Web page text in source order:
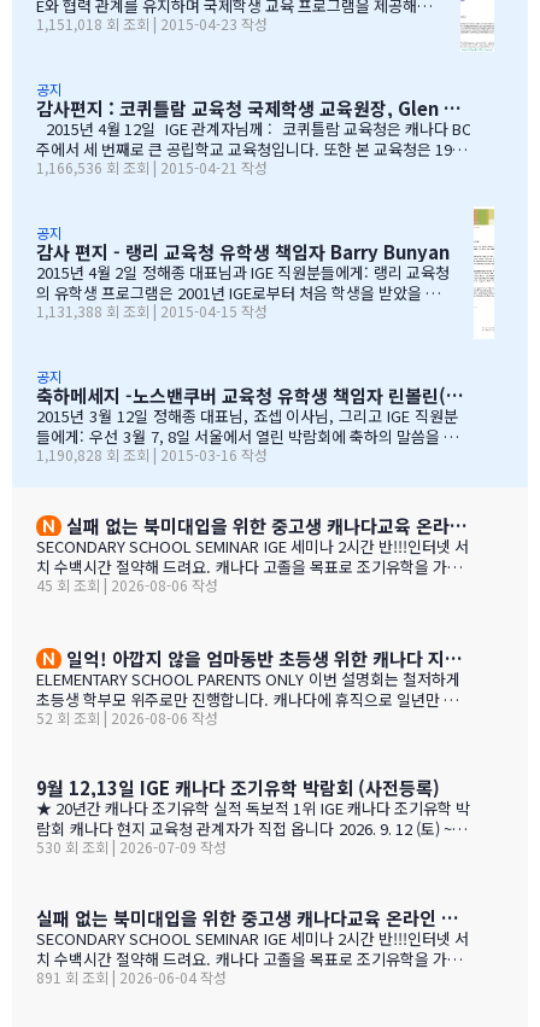
늘 졸업식이 아이들만의 졸업식이 아닌몇년동안 저희 부모
를 대신해 앞장 서 이끌어 주신선생님들의 졸업식이라 해도
나조카처럼 야단도치시고 때로는 버릇없이 한 행동들에도너
그러이 이해해주신 조셉이사님,아이들의 구멍난 빈 자리를
말없이…
E와 협력 관계를 유지하며 국제학생 교육 프로그램을 제공해올
수 있음에 만족하고 있습니다. I.G.E는 지난 10년간 써리 교육
수 있도록 많은 도움을 주었습니다. 특별히 정해종 대표님을 비
롯한 많은 I.G.E의 직원 여러분께서 종합적인 오리엔테이션과
정착서비스, 방과후 프로그램, 홈스테이 프로그램을 비롯한 다
양한 서비스를 제공해 주시는 등 물심양면의 지원을 해주셨습
니다. 이 같은 집중적 학습관리와 준비 프로그램, 그리고 지속
써리로의 유학을 희망하는 국제학생들을 위해 I.G.E와 협력 관
계를 유지해나갈 수 있…
1,151,018 회 조회 | 2015-04-23 작성
공지
감사편지 : 코퀴틀람 교육청 국제학생 교육원장, Glen Conley
2015년 4월 12일 IGE 관계자님께 : 코퀴틀람 교육청은 캐나다 BC
주에서 세 번째로 큰 공립학교 교육청입니다. 또한 본 교육청은 1999
년부터 ‘국제학생 프로그램’을 제공해왔으며, 현재 캐나다에서 가장
때문에 이루어낼 수 있었던 것이라고 생각합니다. 코퀴틀람 교육청
이 IGE를 통해 국제학생 프로그램을 제공해 온지도 10년이 되어갑니
다. 그리고 이렇게 긴 시간 동안 많은 가족과 학생들이 캐나다에 잘
정착하여 공부할 수 있었던 데에는, 정해종 대표님을 비롯하여 모든 I
GE 직원의 헌신적인 노력이 있었음을 잘 알고 있습니다. 우리는 IGE
1,166,536 회 조회 | 2015-04-21 작성
공지
감사 편지 - 랭리 교육청 유학생 책임자 Barry Bunyan
2015년 4월 2일 정해종 대표님과 IGE 직원분들에게: 랭리 교육청
의 유학생 프로그램은 2001년 IGE로부터 처음 학생을 받았을 때
부터 IGE와 오랜 시간동안 신뢰있는 관계로 좋은 시간을 보내왔습
람회에 참가하길 고대합니다. IGE 직원들은 조직 기술과 정보의
상세함, 그리고 테이블에 앉아 학부모님들과 소통할 때 IGE 통역
사 분들의 친절함과 지지적인 태도는 저에게 지속적으로 깊은 인
상을 줍니다. 랭리는 한국인 가족들이 해외 유학지로 고려할 핵심
유학 지역이 되었습니다. 우리는 서울에 다른 유학원들과도 파트
리의 학교들로 즐겁게 맞이할 수 있었습니다. IGE 직원분들과 함
께 협력하여 일하는 과정을 통해 우리는 한국 사…
1,131,388 회 조회 | 2015-04-15 작성
공지
축하메세지 -노스밴쿠버 교육청 유학생 책임자 린볼린(Lynne Bolen) 편지
2015년 3월 12일 정해종 대표님, 죠셉 이사님, 그리고 IGE 직원분
들에게: 우선 3월 7, 8일 서울에서 열린 박람회에 축하의 말씀을 전
합니다. 이 틀간의 박람회를 개최하는 동안 많은 관심을 보여준 한국
박람회에 참가한 모든 교육청들에게도 이와 같은 좋은 일이 있기를
바랍니다. 과거에 박람회 때마다 통역관을 배치해 주신 것에 대해 감
사 드립니다. 특히 이번 주말 동안 세 명의 훌륭한 통역관과 일할 수
있게 기회를 주셔서 고맙습니다. 세 분 모두 노스밴쿠버에 대해 자세
히 알고 있었으며, 미국이나 캐나다에서 직접 겪은 해외경험들을 나
1,190,828 회 조회 | 2015-03-16 작성
실패 없는 북미대입을 위한 중고생 캐나다교육 온라인 ZOOM 설명회 8월 27일(목)
SECONDARY SCHOOL SEMINAR IGE 세미나 2시간 반!!!인터넷 서
치 수백시간 절약해 드려요. 캐나다 고졸을 목표로 조기유학을 가지
는 않죠. 어떤 경우에도 중요한 것은 대학!!! 20년간 캐나다 조기유학
도 참가 가능합니다. 한국과 캐나다 부모님들의 궁금증과 고민을 같
이 공유할 수 있습니다. …
45 회 조회 | 2026-08-06 작성
일억! 아깝지 않을 엄마동반 초등생 위한 캐나다 지역,학교 선택 설명회 8월25(화)
ELEMENTARY SCHOOL PARENTS ONLY 이번 설명회는 철저하게
초등생 학부모 위주로만 진행합니다. 캐나다에 휴직으로 일년만 가
야 하는 가족, 초등생 영어교육 · 북미체험 · 가족 휴식을 위해 캐나
~ 9시 …
52 회 조회 | 2026-08-06 작성
9월 12,13일 IGE 캐나다 조기유학 박람회 (사전등록)
★ 20년간 캐나다 조기유학 실적 독보적 1위 IGE 캐나다 조기유학 박
람회 캐나다 현지 교육청 관계자가 직접 옵니다 2026. 9. 12 (토) ~ 9.
13 (일) 오전 11시 ~ 오후 5시 · 사전등록 필수 일시 2026년 9월 12
신청서에서 바로 신청하세요 사전등록 혜택 미리 신청하면 이런 혜택
이 있습니다 혜택 1 신청비 전액 면제 학생당 약 CAD $200~300 수
속 신청비 면제 혜택 2 인기 공립학교 우선 배정 …
530 회 조회 | 2026-07-09 작성
실패 없는 북미대입을 위한 중고생 캐나다교육 온라인 ZOOM 설명회 6월 16일(화)
SECONDARY SCHOOL SEMINAR IGE 세미나 2시간 반!!!인터넷 서
치 수백시간 절약해 드려요. 캐나다 고졸을 목표로 조기유학을 가지
는 않죠. 어떤 경우에도 중요한 것은 대학!!! 20년간 캐나다 조기유학
891 회 조회 | 2026-06-04 작성